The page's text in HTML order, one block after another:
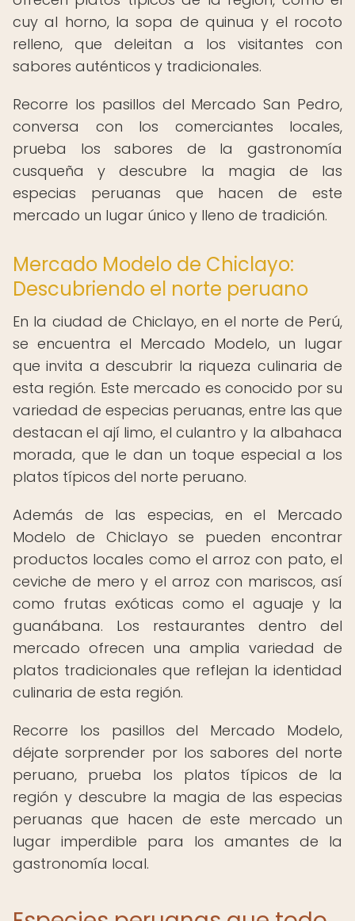
cuy al horno, la sopa de quinua y el rocoto
relleno, que deleitan a los visitantes con
sabores auténticos y tradicionales.
Recorre los pasillos del Mercado San Pedro,
conversa con los comerciantes locales,
prueba los sabores de la gastronomía
cusqueña y descubre la magia de las
especias peruanas que hacen de este
mercado un lugar único y lleno de tradición.
Mercado Modelo de Chiclayo:
Descubriendo el norte peruano
En la ciudad de Chiclayo, en el norte de Perú,
se encuentra el Mercado Modelo, un lugar
que invita a descubrir la riqueza culinaria de
esta región. Este mercado es conocido por su
variedad de especias peruanas, entre las que
destacan el ají limo, el culantro y la albahaca
morada, que le dan un toque especial a los
platos típicos del norte peruano.
Además de las especias, en el Mercado
Modelo de Chiclayo se pueden encontrar
productos locales como el arroz con pato, el
ceviche de mero y el arroz con mariscos, así
como frutas exóticas como el aguaje y la
guanábana. Los restaurantes dentro del
mercado ofrecen una amplia variedad de
platos tradicionales que reflejan la identidad
culinaria de esta región.
Recorre los pasillos del Mercado Modelo,
déjate sorprender por los sabores del norte
peruano, prueba los platos típicos de la
región y descubre la magia de las especias
peruanas que hacen de este mercado un
lugar imperdible para los amantes de la
gastronomía local.